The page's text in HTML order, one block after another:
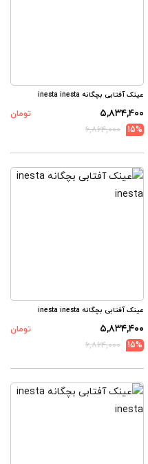
عینک آفتابی بچگانه inesta inesta
۵,۸۳۴,۴۰۰
تومان
15%
۶,۸۶۴,۰۰۰
عینک آفتابی بچگانه inesta inesta
۵,۸۳۴,۴۰۰
تومان
15%
۶,۸۶۴,۰۰۰